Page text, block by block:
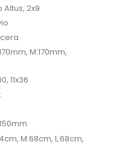
Altus, 2x9
M:170mm,
11x36
M:68cm, L:68cm,